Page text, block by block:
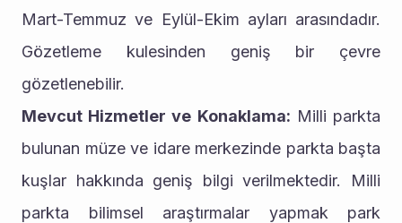
Mart-Temmuz ve Eylül-Ekim ayları arasındadır.
Gözetleme kulesinden geniş bir çevre
gözetlenebilir.
Mevcut Hizmetler ve Konaklama: Milli parkta
bulunan müze ve idare merkezinde parkta başta
kuşlar hakkında geniş bilgi verilmektedir. Milli
parkta bilimsel araştırmalar yapmak park